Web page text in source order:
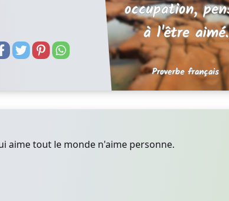
aime tout le monde n'aime personne.